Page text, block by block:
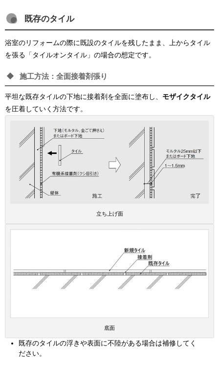
既存のタイル
浴室のリフォームの際に既設のタイルを残したまま、上からタイル
を張る「タイルオンタイル」の場合の想定です。
施工方法：全面接着剤張り
平坦な既存タイルの下地に接着剤を全面に塗布し、 モザイクタイル
を圧着していく方法です。
立ち上げ面
底面
既存のタイルの浮きや表面に不陸がある場合は補修してく
ださい。